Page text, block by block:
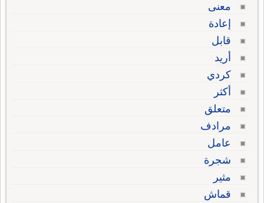
معنى
إعادة
قابل
أريد
كردي
أكثر
متعلق
مرادف
عامل
شجرة
مثير
قماش